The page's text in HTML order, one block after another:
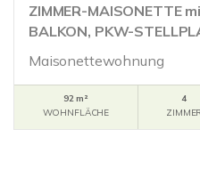
ZIMMER-MAISONETTE
BALKON, PKW-
Maisonettewohnung
92 m²
WOHNFLÄCHE
4
ZIMMER